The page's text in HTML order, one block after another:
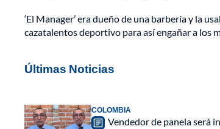
‘El Manager’ era dueño de una barbería y la
cazatalentos deportivo para así engañar a los
Últimas Noticias
COLOMBIA
Vendedor de panela será